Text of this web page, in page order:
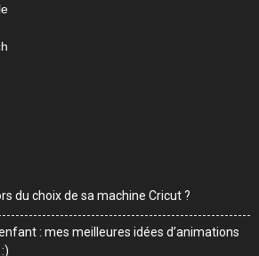
du choix de sa machine Cricut ?
: mes meilleures idées d’animations